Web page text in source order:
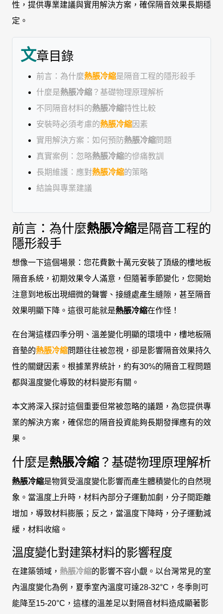
性，提供專業建議與實用解決方案，確保隔音效果長期穩
定。
文章目錄
前言：為什麼熱脹冷縮是隔音工程的隱形殺手
什麼是熱脹冷縮 ？基礎物理原理解析
不同隔音材料的熱脹冷縮特性比較
安裝時必須考慮的熱脹冷縮因素
實用解決方案：如何預防熱脹冷縮問題
真實案例：忽略熱脹冷縮的慘痛教訓
長期維護：應對熱脹冷縮的策略
結論與專業建議
前言：為什麼熱脹冷縮是隔音工程的
隱形殺手
想像一下這個場景：您花費數十萬元安裝了頂級的樓地板
隔音系統，初期效果令人滿意，但隨著季節變化，您開始
注意到地板出現細微的聲響、接縫處產生縫隙，甚至隔音
效果明顯下降。這很可能就是熱脹冷縮在作怪！
在台灣這樣四季分明、溫差變化明顯的環境中，樓地板隔
音墊的熱脹冷縮問題往往被忽視，卻是影響隔音效果持久
性的關鍵因素。根據業界統計，約有30%的隔音工程問題
都與溫度變化導致的材料變形有關。
本文將深入探討這個重要但常被忽略的議題，為您提供專
業的解決方案，確保您的隔音投資能夠長期發揮應有的效
果。
什麼是熱脹冷縮 ？基礎物理原理解析
熱脹冷縮是物質受溫度變化影響而產生體積變化的自然現
象。當溫度上升時，材料內部分子運動加劇，分子間距離
增加，導致材料膨脹；反之，當溫度下降時，分子運動減
緩，材料收縮。
溫度變化對建築材料的影響程度
在建築領域， 熱脹冷縮的影響不容小覷。以台灣常見的室
內溫度變化為例，夏季室內溫度可達28-32°C，冬季則可
能降至15-20°C，這樣的溫差足以對隔音材料造成顯著影